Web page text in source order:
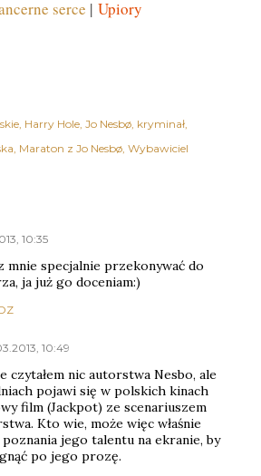
serce | Upiory
Harry Hole Jo Nesbø kryminał
Maraton z Jo Nesbø Wybawiciel
10:35
mnie specjalnie przekonywać do
ja już go doceniam:)
10:49
czytałem nic autorstwa Nesbo, ale
pojawi się w polskich kinach
film (Jackpot) ze scenariuszem
Kto wie, może więc właśnie
poznania jego talentu na ekranie, by
po jego prozę.